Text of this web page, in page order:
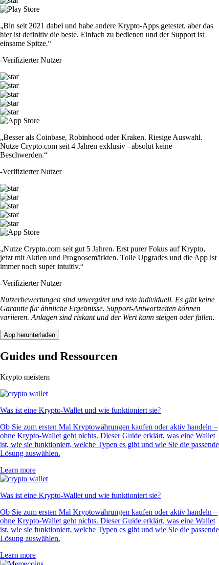
„Bin seit 2021 dabei und habe andere Krypto-Apps getestet, aber das
hier ist definitiv die beste. Einfach zu bedienen und der Support ist
einsame Spitze.“
-Verifizierter Nutzer
„Besser als Coinbase, Robinhood oder Kraken. Riesige Auswahl.
Nutze Crypto.com seit 4 Jahren exklusiv - absolut keine
Beschwerden.“
-Verifizierter Nutzer
„Nutze Crypto.com seit gut 5 Jahren. Erst purer Fokus auf Krypto,
jetzt mit Aktien und Prognosemärkten. Tolle Upgrades und die App ist
immer noch super intuitiv.“
-Verifizierter Nutzer
Nutzerbewertungen sind unvergütet und rein individuell. Es gibt keine
Garantie für ähnliche Ergebnisse. Support-Antwortzeiten können
variieren. Anlagen sind riskant und der Wert kann steigen oder fallen.
App herunterladen
Guides und Ressourcen
Krypto meistern
Was ist eine Krypto-Wallet und wie funktioniert sie?
Ob Sie zum ersten Mal Kryptowährungen kaufen oder aktiv handeln –
ohne Krypto-Wallet geht nichts. Dieser Guide erklärt, was eine Wallet
ist, wie sie funktioniert, welche Typen es gibt und wie Sie die passende
Lösung auswählen.
Learn more
Was ist eine Krypto-Wallet und wie funktioniert sie?
Ob Sie zum ersten Mal Kryptowährungen kaufen oder aktiv handeln –
ohne Krypto-Wallet geht nichts. Dieser Guide erklärt, was eine Wallet
ist, wie sie funktioniert, welche Typen es gibt und wie Sie die passende
Lösung auswählen.
Learn more